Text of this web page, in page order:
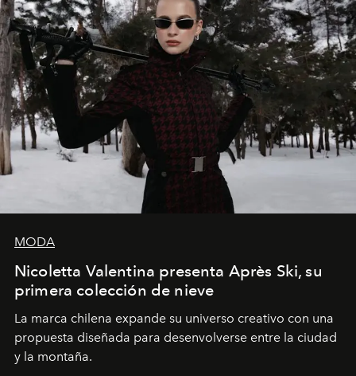
MODA
Nicoletta Valentina presenta Après Ski, su
primera colección de nieve
La marca chilena expande su universo creativo con una
propuesta diseñada para desenvolverse entre la ciudad
y la montaña.